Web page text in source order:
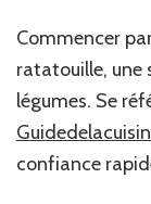
Commencer
ratatouille, une
légumes. Se
confiance